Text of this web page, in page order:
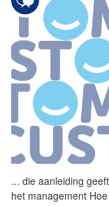
... die aanleiding
het management